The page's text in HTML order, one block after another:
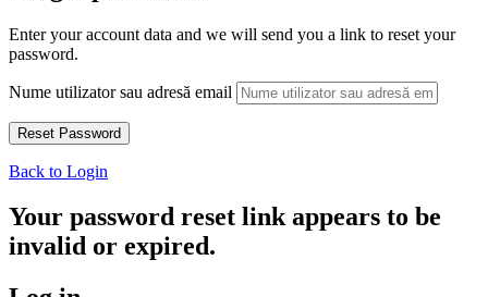
Enter your account data and we will send you a link to reset your
password.
Nume utilizator sau adresă email
Back to Login
Your password reset link appears to be
invalid or expired.